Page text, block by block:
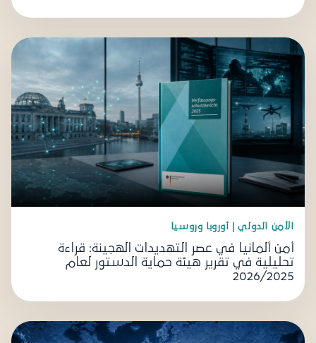
الأمن الدولي | أوروبا وروسيا
أمن ألمانيا في عصر التهديدات الهجينة: قراءة
تحليلية في تقرير هيئة حماية الدستور لعام
2026/2025